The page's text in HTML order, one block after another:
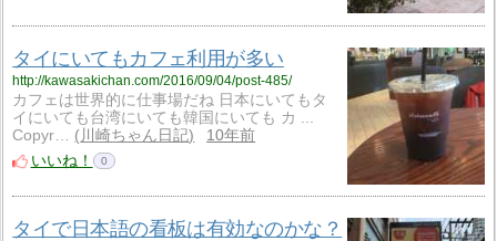
タイにいてもカフェ利用が多い
http://kawasakichan.com/2016/09/04/post-485/
カフェは世界的に仕事場だね 日本にいてもタ
イにいても台湾にいても韓国にいても カ ...
Copyr…
川崎ちゃん日記
10年前
いいね！
0
タイで日本語の看板は有効なのかな？